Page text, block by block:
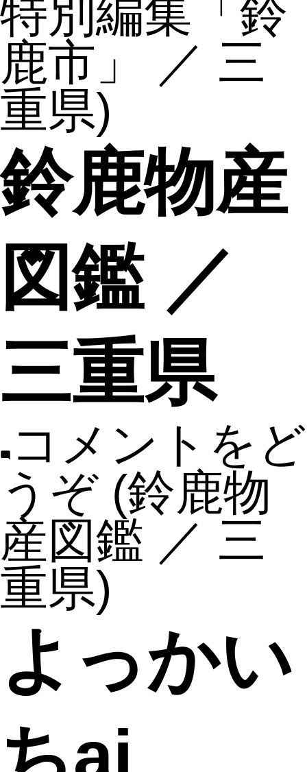
特別編集「鈴
鹿市」 ／ 三
重県)
鈴鹿物産
図鑑 ／
三重県
コメントをど
うぞ (鈴鹿物
産図鑑 ／ 三
重県)
よっかい
ちai